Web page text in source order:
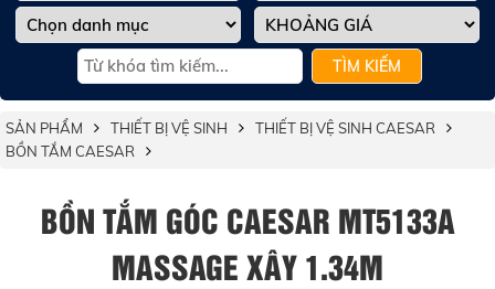
TÌM KIẾM
SẢN PHẨM THIẾT BỊ VỆ SINH
THIẾT BỊ VỆ SINH CAESAR
BỒN TẮM CAESAR
BỒN TẮM GÓC CAESAR MT5133A
MASSAGE XÂY 1.34M